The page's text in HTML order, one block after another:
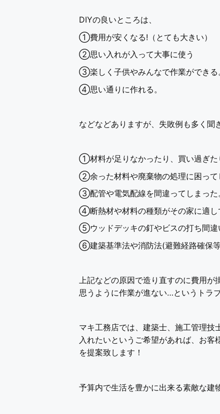
DIYの良いところは、
①費用が安くなる!（とても大きい）
②思い入れが入って大事に使う
③楽しく子供やみんなで作業ができる
④思い通りに作れる。
などなどありますが、失敗例も多く聞
①材料が足りなかったり、買い過ぎた
②余った材料や廃棄物の処理に困って
③配管や電気配線を間違ってしまった
④断熱材や材料の種類がその家に適し
⑤ウッドデッキの釘やビスの打ち間違
⑥建築基準法や消防法(避難経路確保等
上記などの原因で造り直すのに費用が
思うように作業が進ない…というトラ
マキ工務店では、建築士、施工管理技
入れたいというご希望があれば、お
を提案致します！
予算内で生活を豊かに出来る素敵な建